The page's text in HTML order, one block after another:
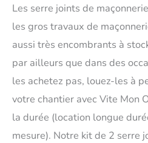
Les serre joints de
les gros travaux de
aussi très encombrants à
par ailleurs que dans des
les achetez pas, louez-les à
votre chantier avec Vite Mon
la durée (location longue
mesure). Notre kit de 2 serre